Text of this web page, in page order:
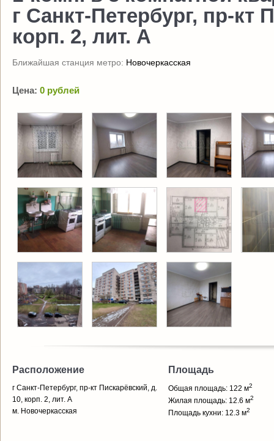
г Санкт-Петербург, пр-кт
корп. 2, лит. А
Ближайшая станция метро: Новочеркасская
Цена: 0 рублей
Расположение
г Санкт-Петербург, пр-кт Пискарёвский, д.
10, корп. 2, лит. А
м. Новочеркасская
Площадь
Общая площадь: 122 м2
Жилая площадь: 12.6 м2
Площадь кухни: 12.3 м2